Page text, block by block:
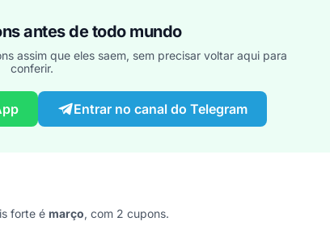
antes de todo mundo
assim que eles saem, sem precisar voltar aqui para
conferir.
Entrar no canal do Telegram
forte é março, com 2 cupons.